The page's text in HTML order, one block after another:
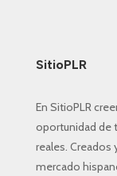
SitioPLR
En SitioPLR
oportunidad de
reales. Creados
mercado